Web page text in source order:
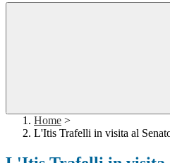
Home >
L'Itis Trafelli in visita al